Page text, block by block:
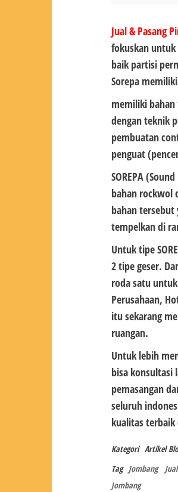
Jual & Pasang
fokuskan
baik partisi
Sorepa
memiliki
dengan teknik
pembuatan
penguat
SOREPA
bahan rockwol
bahan
tempelkan di
Untuk tipe
2 tipe geser.
roda satu
Perusahaan,
itu sekarang
ruangan.
Untuk lebih
bisa konsultasi
pemasangan
seluruh
kualitas
Kategori Artikel
Tag Jombang
Jombang